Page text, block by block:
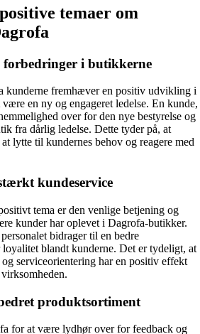
temaer om
forbedringer i butikkerne
kunderne fremhæver en positiv udvikling i
en ny og engageret ledelse. En kunde,
over for den nye bestyrelse og
fra dårlig ledelse. Dette tyder på, at
lytte til kundernes behov og reagere med
kundeservice
tema er den venlige betjening og
kunder har oplevet i Dagrofa-butikker.
bidrager til en bedre
loyalitet blandt kunderne. Det er tydeligt, at
serviceorientering har en positiv effekt
produktsortiment
for at være lydhør over for feedback og